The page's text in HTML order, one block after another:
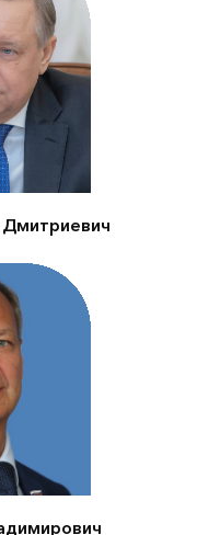
Дмитриевич